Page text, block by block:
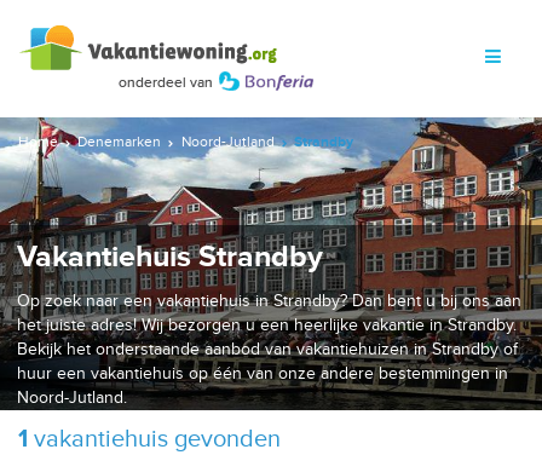
Home Denemarken Noord-Jutland Strandby
Vakantiehuis Strandby
Op zoek naar een vakantiehuis in Strandby? Dan bent u bij ons aan
het juiste adres! Wij bezorgen u een heerlijke vakantie in Strandby.
Bekijk het onderstaande aanbod van vakantiehuizen in Strandby of
huur een vakantiehuis op één van onze andere bestemmingen in
Noord-Jutland.
1 vakantiehuis gevonden